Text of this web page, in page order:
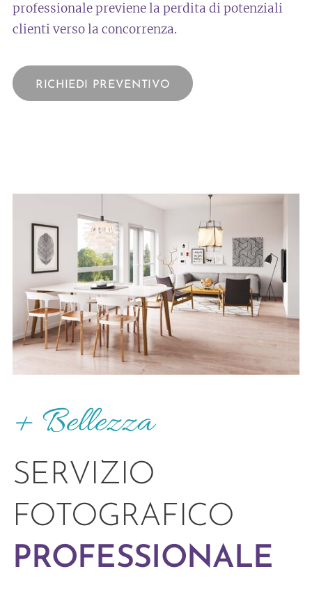
professionale previene la perdita di potenziali
clienti verso la concorrenza.
RICHIEDI PREVENTIVO
+ Bellezza
SERVIZIO
FOTOGRAFICO
PROFESSIONALE